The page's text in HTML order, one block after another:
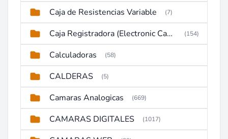
Caja de Resistencias Variable (7)
Caja Registradora (Electronic Cash Register) (154)
Calculadoras (58)
CALDERAS (5)
Camaras Analogicas (669)
CAMARAS DIGITALES (1017)